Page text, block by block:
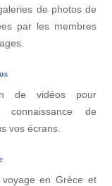
de photos de
par les membres
de vidéos pour
connaissance de
vos écrans.
en Grèce et